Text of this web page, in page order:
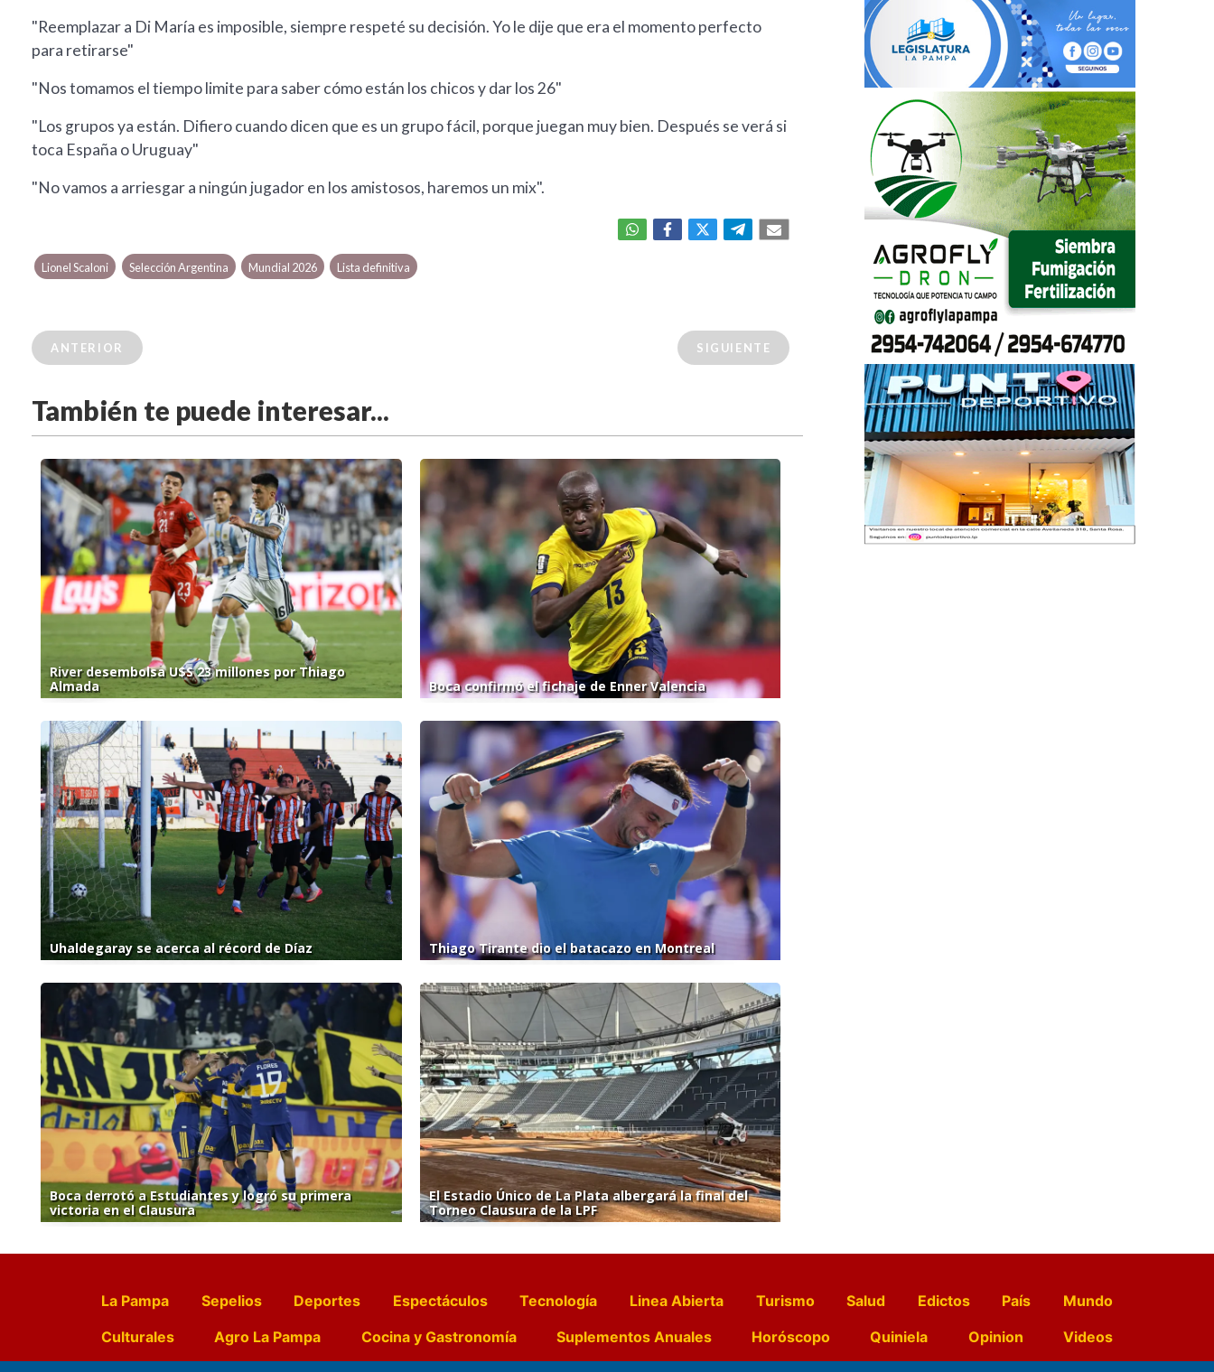
"Reemplazar a Di María es imposible, siempre respeté su decisión. Yo le dije que era el momento perfecto
para retirarse"
"Nos tomamos el tiempo limite para saber cómo están los chicos y dar los 26"
"Los grupos ya están. Difiero cuando dicen que es un grupo fácil, porque juegan muy bien. Después se verá si
toca España o Uruguay"
"No vamos a arriesgar a ningún jugador en los amistosos, haremos un mix".
Lionel Scaloni Selección Argentina Mundial 2026 Lista definitiva
ANTERIOR SIGUIENTE
También te puede interesar...
River desembolsa U$S 23 millones por Thiago
Almada
Boca confirmó el fichaje de Enner Valencia
Uhaldegaray se acerca al récord de Díaz Thiago Tirante dio el batacazo en Montreal
Boca derrotó a Estudiantes y logró su primera
victoria en el Clausura
El Estadio Único de La Plata albergará la final del
Torneo Clausura de la LPF
La Pampa Sepelios Deportes Espectáculos Tecnología Linea Abierta Turismo Salud Edictos País
Mundo
Culturales
Agro La Pampa Cocina y Gastronomía Suplementos Anuales Horóscopo Quiniela Opinion
Videos